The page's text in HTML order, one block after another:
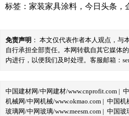
标签： 家装家具涂料 ， 今日头条 ，
免责声明 ： 本文仅代表作者本人观点，
自行承担全部责任。本网转载自其它媒体
内进行，以便我们及时处理。客服邮箱：
中国建材网/中网建材/www.cnprofit.com |
机械网/中网机械/www.okmao.com | 中国机
玻璃网/中网玻璃/www.meesm.com | 中国玻